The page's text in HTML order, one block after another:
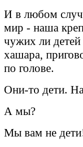
И в любом
мир - наша
чужих ли
хашара,
по голове.
Они-то дети.
А мы?
Мы вам не